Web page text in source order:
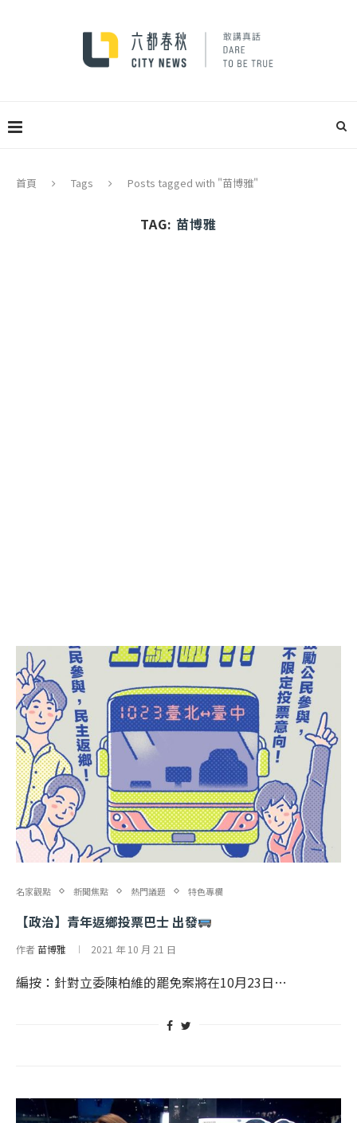
首頁 Tags Posts tagged with "苗博雅"
TAG: 苗博雅
名家觀點 新聞焦點 熱門議題 特色專欄
【政治】青年返鄉投票巴士 出發
作者苗博雅 2021 年 10 月 21 日
編按：針對立委陳柏維的罷免案將在10月23日…